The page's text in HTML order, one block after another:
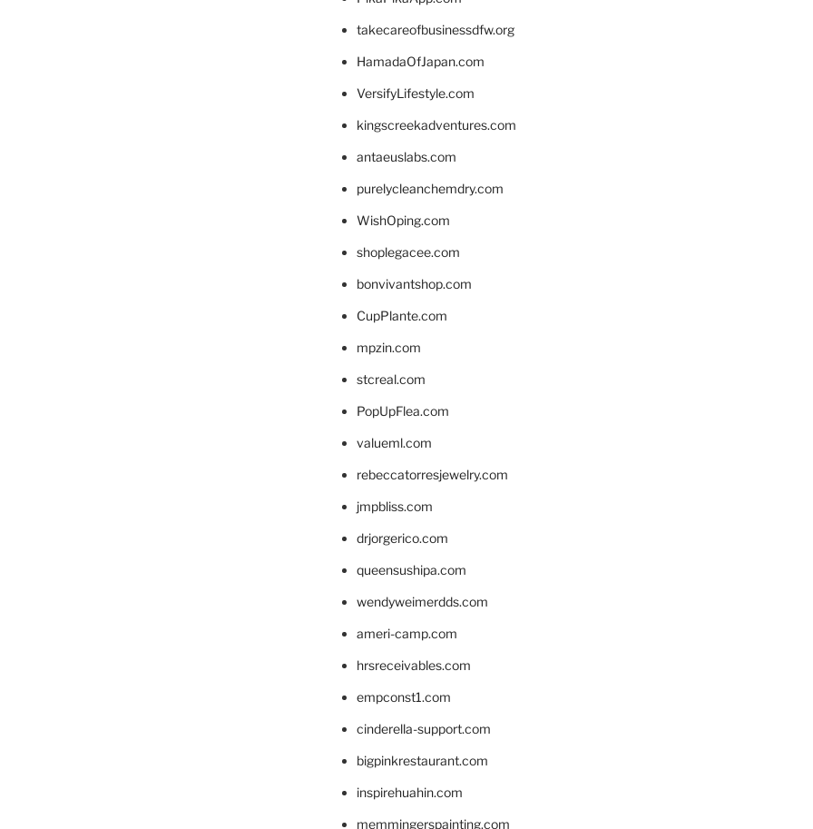
takecareofbusinessdfw.org
HamadaOfJapan.com
VersifyLifestyle.com
kingscreekadventures.com
antaeuslabs.com
purelycleanchemdry.com
WishOping.com
shoplegacee.com
bonvivantshop.com
CupPlante.com
mpzin.com
stcreal.com
PopUpFlea.com
valueml.com
rebeccatorresjewelry.com
jmpbliss.com
drjorgerico.com
queensushipa.com
wendyweimerdds.com
ameri-camp.com
hrsreceivables.com
empconst1.com
cinderella-support.com
bigpinkrestaurant.com
inspirehuahin.com
memmingerspainting.com